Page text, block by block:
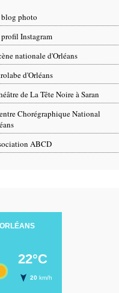
photo
Instagram
nationale d'Orléans
d'Orléans
de La Tête Noire à Saran
Chorégraphique National
ABCD